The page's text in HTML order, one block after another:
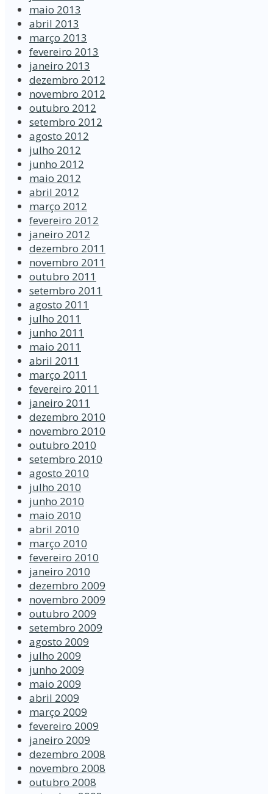
maio 2013
abril 2013
março 2013
fevereiro 2013
janeiro 2013
dezembro 2012
novembro 2012
outubro 2012
setembro 2012
agosto 2012
julho 2012
junho 2012
maio 2012
abril 2012
março 2012
fevereiro 2012
janeiro 2012
dezembro 2011
novembro 2011
outubro 2011
setembro 2011
agosto 2011
julho 2011
junho 2011
maio 2011
abril 2011
março 2011
fevereiro 2011
janeiro 2011
dezembro 2010
novembro 2010
outubro 2010
setembro 2010
agosto 2010
julho 2010
junho 2010
maio 2010
abril 2010
março 2010
fevereiro 2010
janeiro 2010
dezembro 2009
novembro 2009
outubro 2009
setembro 2009
agosto 2009
julho 2009
junho 2009
maio 2009
abril 2009
março 2009
fevereiro 2009
janeiro 2009
dezembro 2008
novembro 2008
outubro 2008